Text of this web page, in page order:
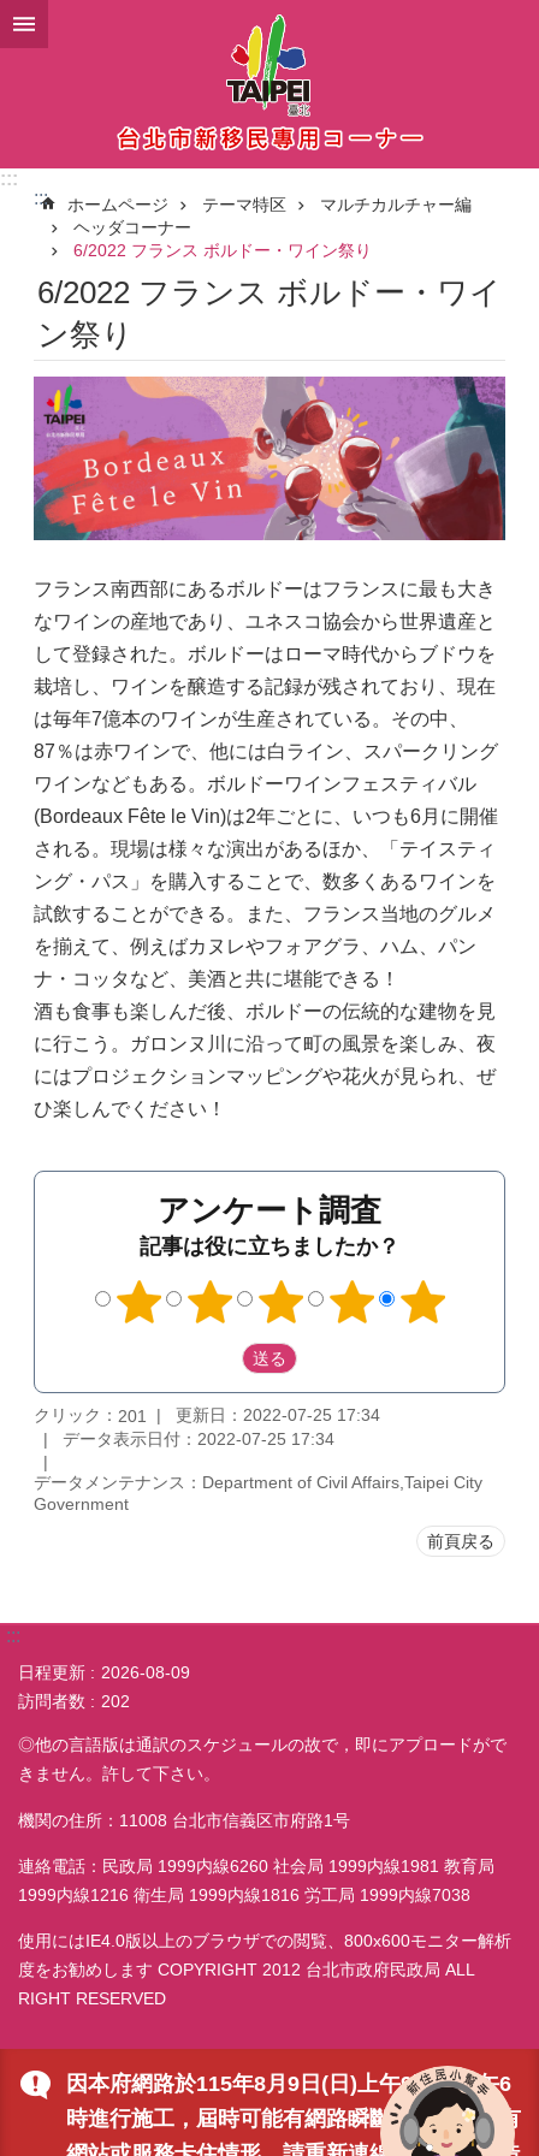
メインコンテンツブロックにスキップ
:::
因本府網路於115年8月9日(日)上午9時至下午6
時進行施工，屆時可能有網路瞬斷之情形，若有
::: ホームページ テーマ特区
マルチカルチャー編
ヘッダコーナー
6/2022 フランス ボルドー・ワイン祭り
6/2022 フランス ボルドー・ワイ
ン祭り
フランス南西部にあるボルドーはフランスに最も大き
なワインの産地であり、ユネスコ協会から世界遺産と
して登録された。ボルドーはローマ時代からブドウを
栽培し、ワインを醸造する記録が残されており、現在
は毎年7億本のワインが生産されている。その中、
87％は赤ワインで、他には白ライン、スパークリング
ワインなどもある。ボルドーワインフェスティバル
(Bordeaux Fête le Vin)は2年ごとに、いつも6月に開催
される。現場は様々な演出があるほか、「テイスティ
ング・パス」を購入することで、数多くあるワインを
試飲することができる。また、フランス当地のグルメ
を揃えて、例えばカヌレやフォアグラ、ハム、パン
ナ・コッタなど、美酒と共に堪能できる！
酒も食事も楽しんだ後、ボルドーの伝統的な建物を見
に行こう。ガロンヌ川に沿って町の風景を楽しみ、夜
にはプロジェクションマッピングや花火が見られ、ぜ
ひ楽しんでください！
アンケート調査
記事は役に立ちましたか？
クリック： 201
更新日：2022-07-25 17:34
データ表示日付：2022-07-25 17:34
データメンテナンス：Department of Civil Affairs,Taipei City
Government
前頁戻る
:::
日程更新
2026-08-09
訪問者数
202
◎他の言語版は通訳のスケジュールの故で，即にアプロードがで
きません。許して下さい。
機関の住所：11008 台北市信義区市府路1号
連絡電話：民政局 1999内線6260 社会局 1999内線1981 教育局
1999内線1216 衛生局 1999内線1816 労工局 1999内線7038
使用にはIE4.0版以上のブラウザでの閲覧、800x600モニター解析
度をお勧めします COPYRIGHT 2012 台北市政府民政局 ALL
RIGHT RESERVED